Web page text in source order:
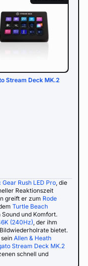
Stream Deck MK.2
Gear Rush LED Pro, die
Reaktionszeit
greift er zum Rode
Turtle Beach
und Komfort.
(240Hz), der ihm
bietet.
Allen & Heath
Stream Deck MK.2
schnell und